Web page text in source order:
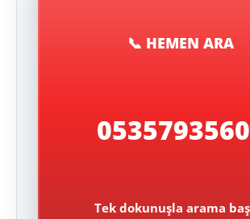
📞 HEMEN ARA
Tek dokunuşla arama